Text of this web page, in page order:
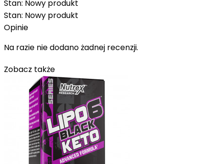
Stan: Nowy produkt
Stan: Nowy produkt
Opinie
Na razie nie dodano żadnej recenzji.
Zobacz także